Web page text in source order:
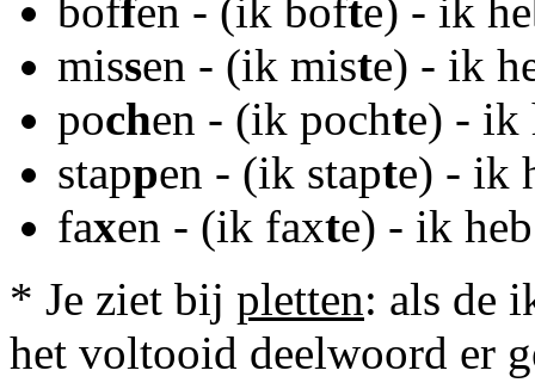
boffen - (ik bofte) - ik
missen - (ik miste) - ik
pochen - (ik pochte) - ik
stappen - (ik stapte) - ik
faxen - (ik faxte) - ik
* Je ziet bij pletten: als de
het voltooid deelwoord er